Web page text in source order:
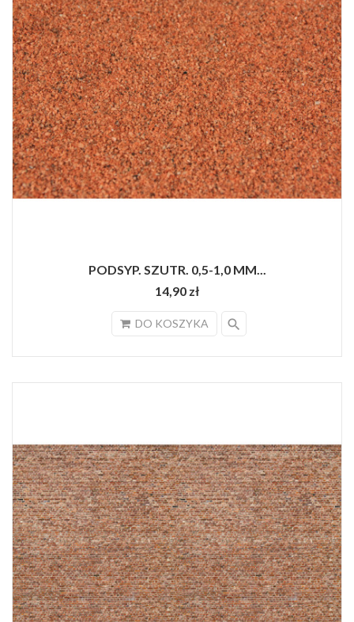
PODSYP. SZUTR. 0,5-1,0 MM...
14,90 zł
DO KOSZYKA search